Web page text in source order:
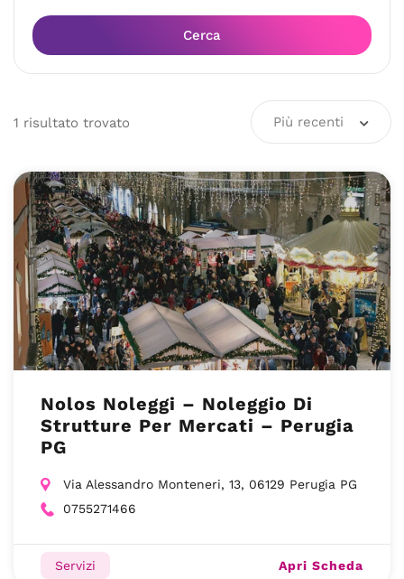
Cerca
1 risultato trovato Più recenti
Nolos Noleggi – Noleggio Di
Strutture Per Mercati – Perugia
PG
Via Alessandro Monteneri, 13, 06129 Perugia PG
0755271466
Servizi Apri Scheda